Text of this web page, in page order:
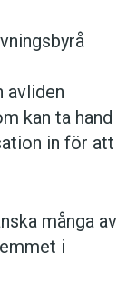
avliden
kan ta hand
in för att
många av
i